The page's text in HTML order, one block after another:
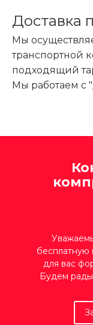
Доставка
Мы
транспортной
подходящий
Мы работаем
бесплатную
для вас
Будем рады